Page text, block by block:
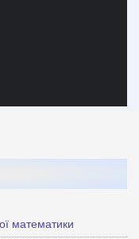
математики